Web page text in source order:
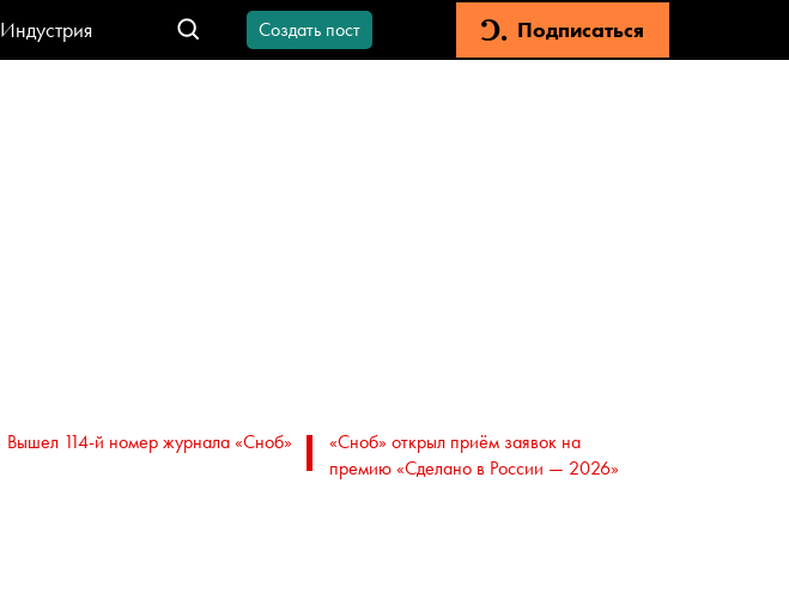
Индустрия
Создать пост Подписаться
Вышел 114-й номер журнала «Сноб»
«Сноб» открыл приём заявок на
премию «Сделано в России — 2026»